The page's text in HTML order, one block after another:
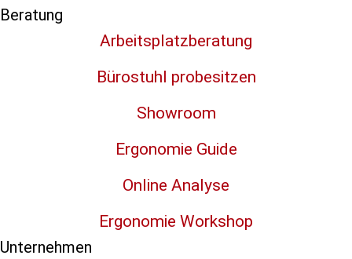
Beratung
Arbeitsplatzberatung
Bürostuhl probesitzen
Showroom
Ergonomie Guide
Online Analyse
Ergonomie Workshop
Unternehmen